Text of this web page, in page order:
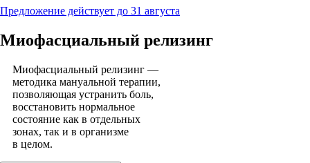
Предложение действует до 31 августа
Миофасциальный релизинг
Миофасциальный релизинг —
методика мануальной терапии,
позволяющая устранить боль,
восстановить нормальное
состояние как в отдельных
зонах, так и в организме
в целом.